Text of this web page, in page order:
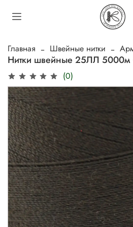
Главная Швейные нитки
Нитки швейные 25ЛЛ 5000м
(0)